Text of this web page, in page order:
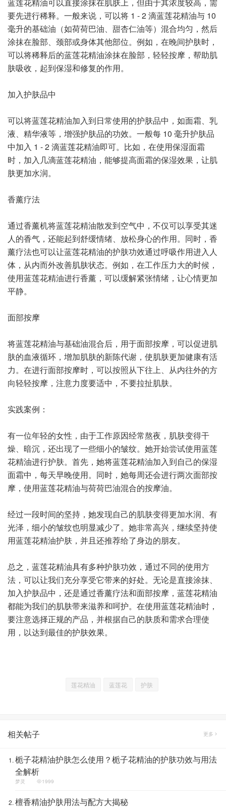
蓝莲花精油可以直接涂抹在肌肤上，但由于其浓度较高，需
要先进行稀释。一般来说，可以将 1 - 2 滴蓝莲花精油与 10
毫升的基础油（如荷荷巴油、甜杏仁油等）混合均匀，然后
涂抹在脸部、颈部或身体其他部位。例如，在晚间护肤时，
可以将稀释后的蓝莲花精油涂抹在脸部，轻轻按摩，帮助肌
肤吸收，起到保湿和修复的作用。
加入护肤品中
可以将蓝莲花精油加入到日常使用的护肤品中，如面霜、乳
液、精华液等，增强护肤品的功效。一般每 10 毫升护肤品
中加入 1 - 2 滴蓝莲花精油即可。比如，在使用保湿面霜
时，加入几滴蓝莲花精油，能够提高面霜的保湿效果，让肌
肤更加水润。
香薰疗法
通过香薰机将蓝莲花精油散发到空气中，不仅可以享受其迷
人的香气，还能起到舒缓情绪、放松身心的作用。同时，香
薰疗法也可以让蓝莲花精油的护肤功效通过呼吸作用进入人
体，从内而外改善肌肤状态。例如，在工作压力大的时候，
使用蓝莲花精油进行香薰，可以缓解紧张情绪，让心情更加
平静。
面部按摩
将蓝莲花精油与基础油混合后，用于面部按摩，可以促进肌
肤的血液循环，增加肌肤的新陈代谢，使肌肤更加健康有活
力。在进行面部按摩时，可以按照从下往上、从内往外的方
向轻轻按摩，注意力度要适中，不要拉扯肌肤。
实践案例：
有一位年轻的女性，由于工作原因经常熬夜，肌肤变得干
燥、暗沉，还出现了一些细小的皱纹。她开始尝试使用蓝莲
花精油进行护肤。首先，她将蓝莲花精油加入到自己的保湿
面霜中，每天早晚使用。同时，她每周还会进行两次面部按
摩，使用蓝莲花精油与荷荷巴油混合的按摩油。
经过一段时间的坚持，她发现自己的肌肤变得更加水润、有
光泽，细小的皱纹也明显减少了。她非常高兴，继续坚持使
用蓝莲花精油护肤，并且还推荐给了身边的朋友。
总之，蓝莲花精油具有多种护肤功效，通过不同的使用方
法，可以让我们充分享受它带来的好处。无论是直接涂抹、
加入护肤品中，还是通过香薰疗法和面部按摩，蓝莲花精油
都能为我们的肌肤带来滋养和呵护。在使用蓝莲花精油时，
要注意选择正规的产品，并根据自己的肤质和需求合理使
用，以达到最佳的护肤效果。
莲花精油 蓝莲花 护肤
相关帖子 更多
栀子花精油护肤怎么使用？栀子花精油的护肤功效与用法
全解析
梦灵 1999
檀香精油护肤用法与配方大揭秘